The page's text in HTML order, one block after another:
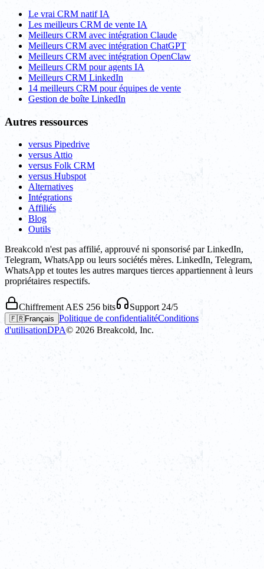
Le vrai CRM natif IA
Les meilleurs CRM de vente IA
Meilleurs CRM avec intégration Claude
Meilleurs CRM avec intégration ChatGPT
Meilleurs CRM avec intégration OpenClaw
Meilleurs CRM pour agents IA
Meilleurs CRM LinkedIn
14 meilleurs CRM pour équipes de vente
Gestion de boîte LinkedIn
Autres ressources
versus Pipedrive
versus Attio
versus Folk CRM
versus Hubspot
Alternatives
Intégrations
Affiliés
Blog
Outils
Breakcold n'est pas affilié, approuvé ni sponsorisé par LinkedIn,
Telegram, WhatsApp ou leurs sociétés mères. LinkedIn, Telegram,
WhatsApp et toutes les autres marques tierces appartiennent à leurs
propriétaires respectifs.
Chiffrement AES 256 bits Support 24/5
🇫🇷Français Politique de confidentialitéConditions
d'utilisationDPA© 2026 Breakcold, Inc.